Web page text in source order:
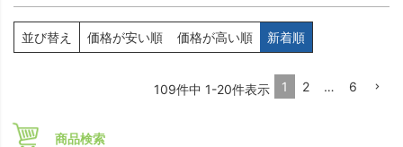
並び替え 価格が安い順 価格が高い順 新着順
109件中 1-20件表示 1 2 … 6
商品検索